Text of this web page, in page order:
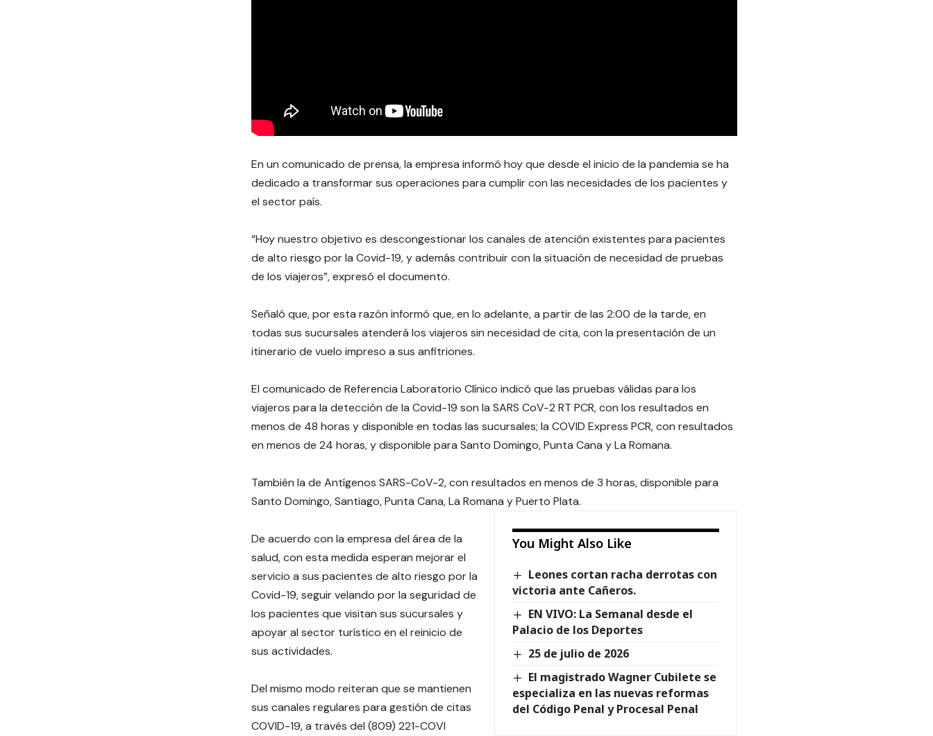
En un comunicado de prensa, la empresa informó hoy que desde el inicio de la pandemia se ha
dedicado a transformar sus operaciones para cumplir con las necesidades de los pacientes y
el sector país.
“Hoy nuestro objetivo es descongestionar los canales de atención existentes para pacientes
de alto riesgo por la Covid-19, y además contribuir con la situación de necesidad de pruebas
de los viajeros”, expresó el documento.
Señaló que, por esta razón informó que, en lo adelante, a partir de las 2:00 de la tarde, en
todas sus sucursales atenderá los viajeros sin necesidad de cita, con la presentación de un
itinerario de vuelo impreso a sus anfitriones.
El comunicado de Referencia Laboratorio Clínico indicó que las pruebas válidas para los
viajeros para la detección de la Covid-19 son la SARS CoV-2 RT PCR, con los resultados en
menos de 48 horas y disponible en todas las sucursales; la COVID Express PCR, con resultados
en menos de 24 horas, y disponible para Santo Domingo, Punta Cana y La Romana.
También la de Antígenos SARS-CoV-2, con resultados en menos de 3 horas, disponible para
Santo Domingo, Santiago, Punta Cana, La Romana y Puerto Plata.
You Might Also Like
Leones cortan racha derrotas con
victoria ante Cañeros.
EN VIVO: La Semanal desde el
Palacio de los Deportes
25 de julio de 2026
El magistrado Wagner Cubilete se
especializa en las nuevas reformas
del Código Penal y Procesal Penal
De acuerdo con la empresa del área de la
salud, con esta medida esperan mejorar el
servicio a sus pacientes de alto riesgo por la
Covid-19, seguir velando por la seguridad de
los pacientes que visitan sus sucursales y
apoyar al sector turístico en el reinicio de
sus actividades.
Del mismo modo reiteran que se mantienen
sus canales regulares para gestión de citas
COVID-19, a través del (809) 221-COVI